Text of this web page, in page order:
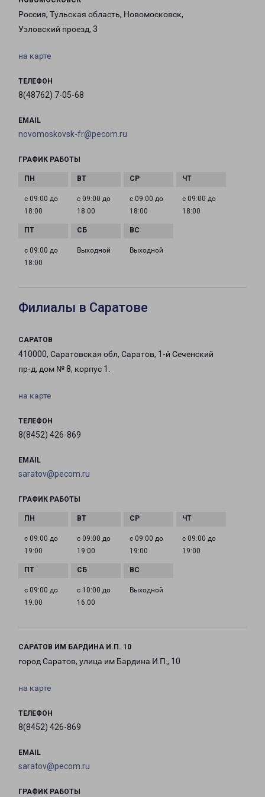
Россия, Тульская область, Новомосковск,
Узловский проезд, 3
на карте
ТЕЛЕФОН
8(48762) 7-05-68
EMAIL
novomoskovsk-fr@pecom.ru
ГРАФИК РАБОТЫ
с 09:00 до
18:00
с 09:00 до
18:00
с 09:00 до
18:00
с 09:00 до
18:00
с 09:00 до
18:00
Выходной Выходной
Филиалы в Саратове
САРАТОВ
410000, Саратовская обл, Саратов, 1-й Сеченский
пр-д, дом № 8, корпус 1.
на карте
ТЕЛЕФОН
8(8452) 426-869
EMAIL
saratov@pecom.ru
ГРАФИК РАБОТЫ
с 09:00 до
19:00
с 09:00 до
19:00
с 09:00 до
19:00
с 09:00 до
19:00
с 09:00 до
19:00
с 10:00 до
16:00
Выходной
САРАТОВ ИМ БАРДИНА И.П. 10
город Саратов, улица им Бардина И.П., 10
на карте
ТЕЛЕФОН
8(8452) 426-869
EMAIL
saratov@pecom.ru
ГРАФИК РАБОТЫ